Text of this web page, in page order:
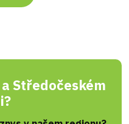
Středočeském